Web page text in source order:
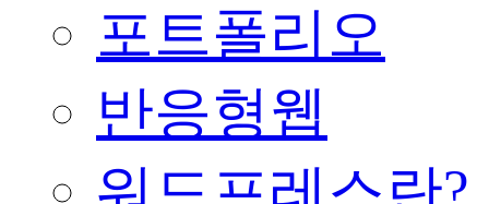
포트폴리오
반응형웹
워드프레스란?